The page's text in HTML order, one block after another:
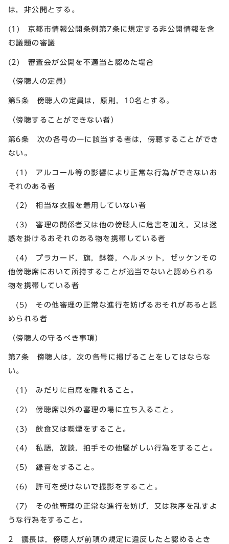
は，非公開とする。
(1) 京都市情報公開条例第7条に規定する非公開情報を含
む議題の審議
(2) 審査会が公開を不適当と認めた場合
（傍聴人の定員）
第5条 傍聴人の定員は，原則，10名とする。
（傍聴することができない者）
第6条 次の各号の一に該当する者は，傍聴することができ
ない。
(1) アルコール等の影響により正常な行為ができないお
それのある者
(2) 相当な衣服を着用していない者
(3) 審理の関係者又は他の傍聴人に危害を加え，又は迷
惑を掛けるおそれのある物を携帯している者
(4) プラカード，旗，鉢巻，ヘルメット，ゼッケンその
他傍聴席において所持することが適当でないと認められる
物を携帯している者
(5) その他審理の正常な進行を妨げるおそれがあると認
められる者
（傍聴人の守るべき事項）
第7条 傍聴人は，次の各号に掲げることをしてはならな
い。
(1) みだりに自席を離れること。
(2) 傍聴席以外の審理の場に立ち入ること。
(3) 飲食又は喫煙をすること。
(4) 私語，放談，拍手その他騒がしい行為をすること。
(5) 録音をすること。
(6) 許可を受けないで撮影をすること。
(7) その他審理の正常な進行を妨げ，又は秩序を乱すよ
うな行為をすること。
2 議長は，傍聴人が前項の規定に違反したと認めるとき